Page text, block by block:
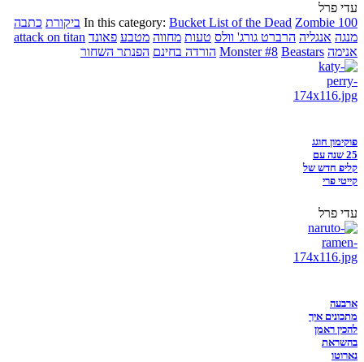
עדי פרל
In this category: Bucket List of the Dead Zombie 100 ביקורת כתבה
מנגה אנגליה הרברט גורג' וולס טעות מחווה מטבע פאונד attack on titan
אנימה
Monster #8 Beastars הורדה בחינם הפנתר השחור
פוקימון חוגג
25 שנה עם
קליפ חדש של
קייטי פרי
עדי פרל
ארבעה
מתכונים איך
להכין ראמן
בהשראת
נארוטו